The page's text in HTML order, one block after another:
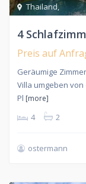
Thailand,
4
Preis auf
Geräumige
Villa umgeben
Pl [more]
4 2
ostermann